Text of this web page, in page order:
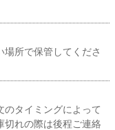
所で保管してくださ
タイミングによって
切れの際は後程ご連絡